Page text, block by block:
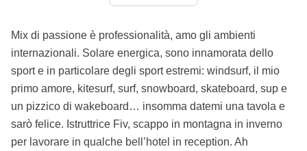
Mix di passione è professionalità, amo gli ambienti
internazionali. Solare energica, sono innamorata dello
sport e in particolare degli sport estremi: windsurf, il mio
primo amore, kitesurf, surf, snowboard, skateboard, sup e
un pizzico di wakeboard… insomma datemi una tavola e
sarò felice. Istruttrice Fiv, scappo in montagna in inverno
per lavorare in qualche bell’hotel in reception. Ah